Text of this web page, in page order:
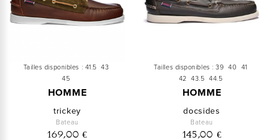
Tailles disponibles : 41.5 43
45
HOMME
trickey
Bateau
169,00 €
Tailles disponibles : 39 40 41
42 43.5 44.5
HOMME
docsides
Bateau
145,00 €